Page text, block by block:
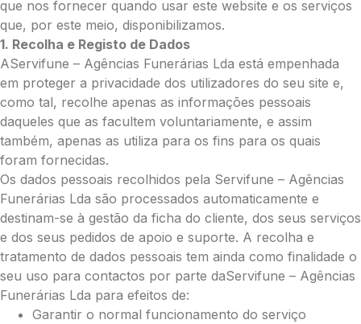
que nos fornecer quando usar este website e os serviços
que, por este meio, disponibilizamos.
1. Recolha e Registo de Dados
AServifune – Agências Funerárias Lda está empenhada
em proteger a privacidade dos utilizadores do seu site e,
como tal, recolhe apenas as informações pessoais
daqueles que as facultem voluntariamente, e assim
também, apenas as utiliza para os fins para os quais
foram fornecidas.
Os dados pessoais recolhidos pela Servifune – Agências
Funerárias Lda são processados automaticamente e
destinam-se à gestão da ficha do cliente, dos seus serviços
e dos seus pedidos de apoio e suporte. A recolha e
tratamento de dados pessoais tem ainda como finalidade o
seu uso para contactos por parte daServifune – Agências
Funerárias Lda para efeitos de:
Garantir o normal funcionamento do serviço